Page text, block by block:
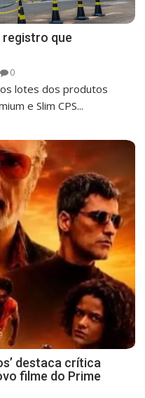
que
0
lotes dos produtos
e Slim CPS...
destaca crítica
filme do Prime